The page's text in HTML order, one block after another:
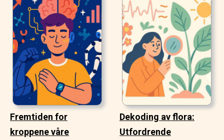
Fremtiden for
kroppene våre
Dekoding av flora:
Utfordrende